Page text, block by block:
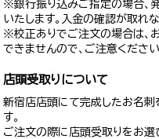
※銀行振り込みご指定の場合、
いたします。入金の確認が取れ
※校正ありでご注文の場合は、
できませんので、ご注意ください
店頭受取りについて
新宿店店頭にて完成したお名刺
す。
ご注文の際に店頭受取りをお選